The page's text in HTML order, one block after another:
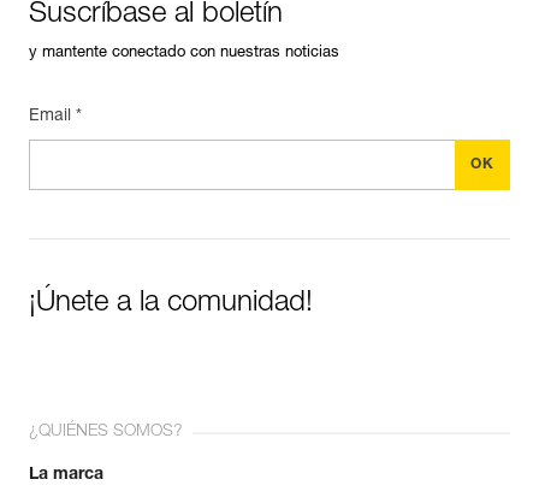
Suscríbase al boletín
y mantente conectado con nuestras noticias
Email *
¡Únete a la comunidad!
¿QUIÉNES SOMOS?
La marca